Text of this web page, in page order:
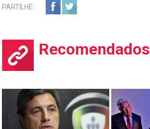
PARTILHE:
Recomendados